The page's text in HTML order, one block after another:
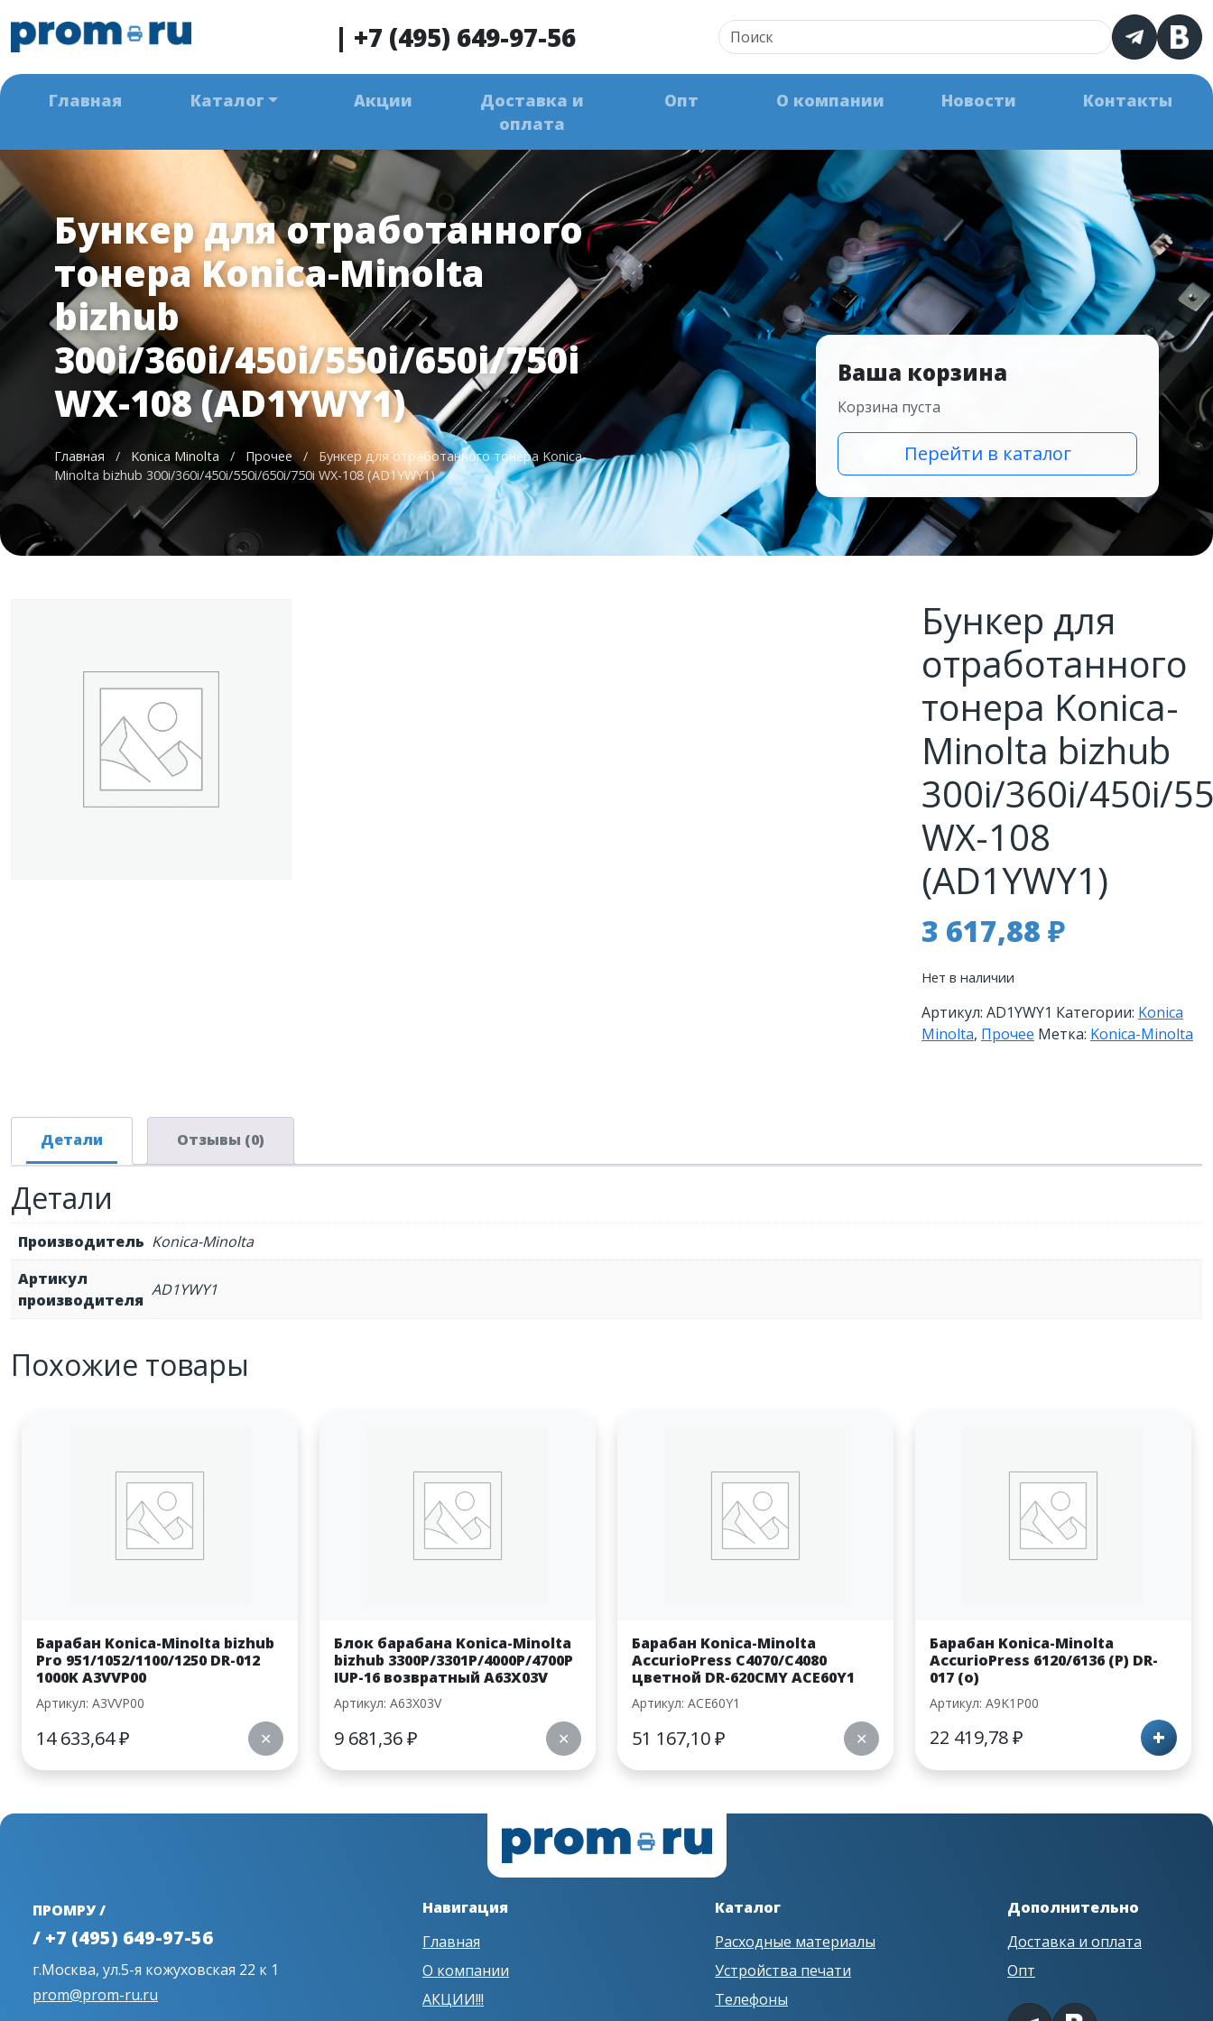
| +7 (495) 649-97-56
Главная Каталог Акции
Доставка и
оплата
Опт О компании Новости Контакты
Бункер для отработанного
тонера Konica-Minolta
bizhub
300i/360i/450i/550i/650i/750i
WX-108 (AD1YWY1)
Главная / Konica Minolta / Прочее /
Бункер для отработанного тонера Konica-
Minolta bizhub 300i/360i/450i/550i/650i/750i WX-108 (AD1YWY1)
Ваша корзина
Корзина пуста
Перейти в каталог
Бункер для
отработанного
тонера Konica-
Minolta bizhub
300i/360i/450i/
WX-108
(AD1YWY1)
3 617,88 ₽
Нет в наличии
Артикул: AD1YWY1 Категории: Konica
Minolta, Прочее Метка: Konica-Minolta
Детали Отзывы (0)
Детали
Производитель Konica-Minolta
Артикул
производителя
AD1YWY1
Похожие товары
Барабан Konica-Minolta bizhub
Pro 951/1052/1100/1250 DR-012
1000K A3VVP00
Артикул: A3VVP00
14 633,64₽ ✕
Блок барабана Konica-Minolta
bizhub 3300P/3301P/4000P/4700P
IUP-16 возвратный A63X03V
Артикул: A63X03V
9 681,36₽ ✕
Барабан Konica-Minolta
AccurioPress C4070/C4080
цветной DR-620CMY ACE60Y1
Артикул: ACE60Y1
51 167,10₽ ✕
Барабан Konica-Minolta
AccurioPress 6120/6136 (P) DR-
017 (о)
Артикул: A9K1P00
22 419,78₽ +
ПРОМРУ /
/ +7 (495) 649-97-56
г.Москва, ул.5-я кожуховская 22 к 1
prom@prom-ru.ru
Навигация
Главная
О компании
АКЦИИ!!!
Каталог
Расходные материалы
Устройства печати
Телефоны
Дополнительно
Доставка и оплата
Опт